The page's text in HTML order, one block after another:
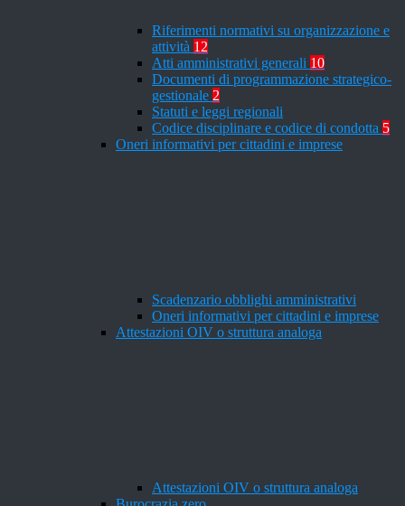
Riferimenti normativi su organizzazione e
attività 12
Atti amministrativi generali 10
Documenti di programmazione strategico-
gestionale 2
Statuti e leggi regionali
Codice disciplinare e codice di condotta 5
Oneri informativi per cittadini e imprese
Scadenzario obblighi amministrativi
Oneri informativi per cittadini e imprese
Attestazioni OIV o struttura analoga
Attestazioni OIV o struttura analoga